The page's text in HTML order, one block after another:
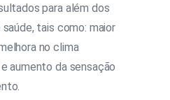
para além dos
tais como: maior
no clima
aumento da sensação